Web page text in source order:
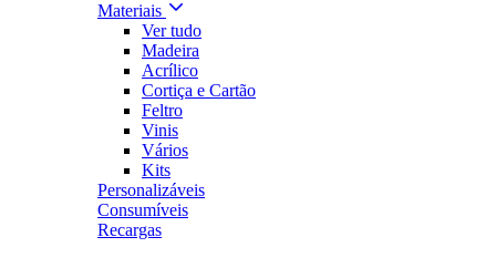
Materiais
Ver tudo
Madeira
Acrílico
Cortiça e Cartão
Feltro
Vinis
Vários
Kits
Personalizáveis
Consumíveis
Recargas